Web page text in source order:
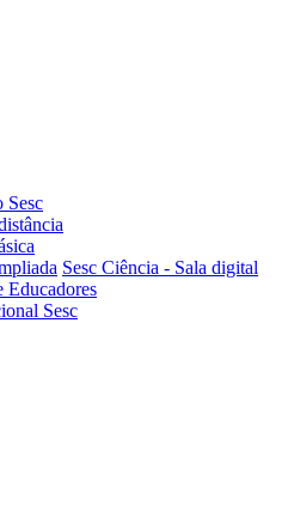
Sesc
Sesc Ciência - Sala digital
Educadores
Sesc